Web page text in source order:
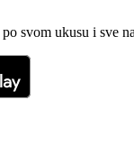
svom ukusu i sve